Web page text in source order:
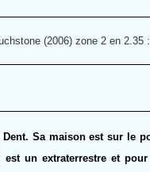
(2006) zone 2 en 2.35
Sa maison est sur le
un extraterrestre et